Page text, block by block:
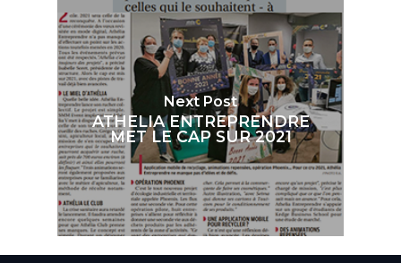
Next Post
ATHELIA ENTREPRENDRE
MET LE CAP SUR 2021